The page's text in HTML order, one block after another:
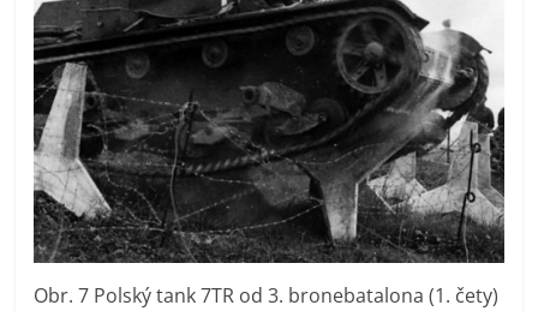
Obr. 7 Polský tank 7TR od 3. bronebatalona (1. čety)